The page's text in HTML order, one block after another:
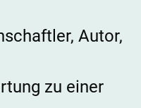
Autor,
zu einer